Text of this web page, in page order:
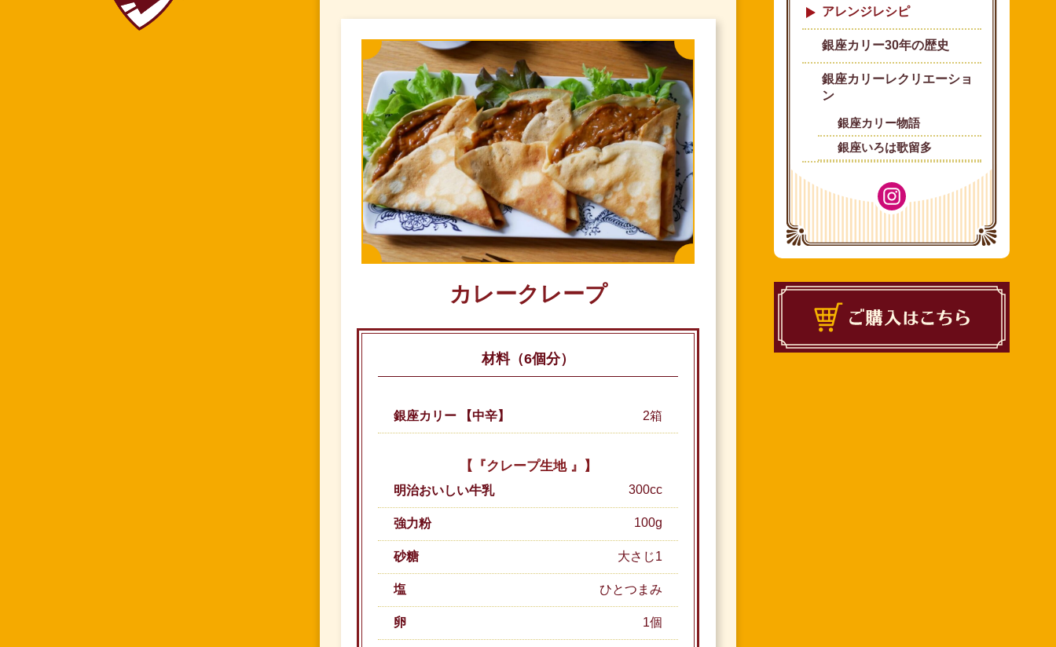
アレンジレシピ
銀座カリー30年の歴史
銀座カリーレクリエーショ
ン
銀座カリー物語
銀座いろは歌留多
カレークレープ
材料（6個分）
銀座カリー 【中辛】 2箱
【『クレープ生地 』】
明治おいしい牛乳 300cc
強力粉 100g
砂糖 大さじ1
塩 ひとつまみ
卵 1個